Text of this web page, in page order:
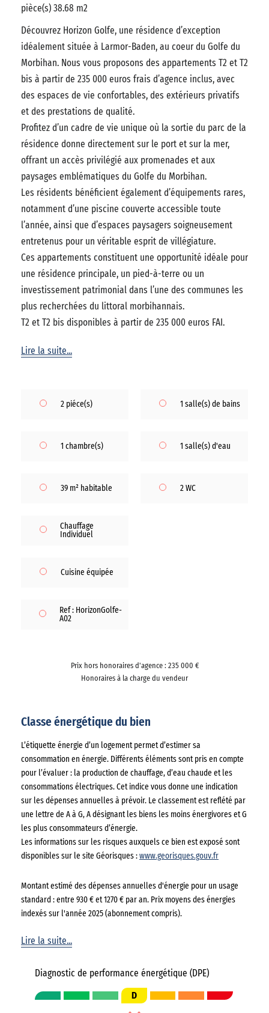
pièce(s) 38.68 m2
Découvrez Horizon Golfe, une résidence d’exception
idéalement située à Larmor-Baden, au coeur du Golfe du
Morbihan. Nous vous proposons des appartements T2 et T2
bis à partir de 235 000 euros frais d’agence inclus, avec
des espaces de vie confortables, des extérieurs privatifs
et des prestations de qualité.
Profitez d’un cadre de vie unique où la sortie du parc de la
résidence donne directement sur le port et sur la mer,
offrant un accès privilégié aux promenades et aux
paysages emblématiques du Golfe du Morbihan.
Les résidents bénéficient également d’équipements rares,
notamment d’une piscine couverte accessible toute
l’année, ainsi que d’espaces paysagers soigneusement
entretenus pour un véritable esprit de villégiature.
Ces appartements constituent une opportunité idéale pour
une résidence principale, un pied-à-terre ou un
investissement patrimonial dans l’une des communes les
plus recherchées du littoral morbihannais.
T2 et T2 bis disponibles à partir de 235 000 euros FAI.
Lire la suite...
2 piéce(s)
1 chambre(s)
39 m² habitable
1 salle(s) de bains
1 salle(s) d'eau
2 WC
Chauffage
Individuel
Cuisine équipée
Ref : HorizonGolfe-
A02
Prix hors honoraires d'agence : 235 000 €
Honoraires à la charge du vendeur
Classe énergétique du bien
L’étiquette énergie d’un logement permet d’estimer sa
consommation en énergie. Différents éléments sont pris en compte
pour l’évaluer : la production de chauffage, d’eau chaude et les
consommations électriques. Cet indice vous donne une indication
sur les dépenses annuelles à prévoir. Le classement est reflété par
une lettre de A à G, A désignant les biens les moins énergivores et G
les plus consommateurs d’énergie.
Les informations sur les risques auxquels ce bien est exposé sont
disponibles sur le site Géorisques : www.georisques.gouv.fr
Montant estimé des dépenses annuelles d'énergie pour un usage
standard : entre 930 € et 1270 € par an. Prix moyens des énergies
indexés sur l'année 2025 (abonnement compris).
Lire la suite...
Diagnostic de performance énergétique (DPE)
D